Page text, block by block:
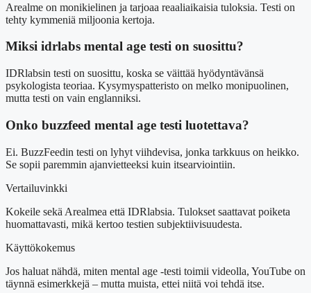
Arealme on monikielinen ja tarjoaa reaaliaikaisia tuloksia. Testi on
tehty kymmeniä miljoonia kertoja.
Miksi idrlabs mental age testi on suosittu?
IDRlabsin testi on suosittu, koska se väittää hyödyntävänsä
psykologista teoriaa. Kysymyspatteristo on melko monipuolinen,
mutta testi on vain englanniksi.
Onko buzzfeed mental age testi luotettava?
Ei. BuzzFeedin testi on lyhyt viihdevisa, jonka tarkkuus on heikko.
Se sopii paremmin ajanvietteeksi kuin itsearviointiin.
Vertailuvinkki
Kokeile sekä Arealmea että IDRlabsia. Tulokset saattavat poiketa
huomattavasti, mikä kertoo testien subjektiivisuudesta.
Käyttökokemus
Jos haluat nähdä, miten mental age -testi toimii videolla, YouTube on
täynnä esimerkkejä – mutta muista, ettei niitä voi tehdä itse.